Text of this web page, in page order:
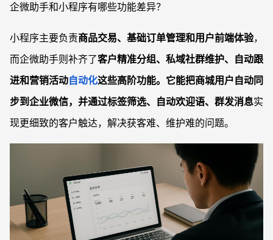
企微助手和小程序有哪些功能差异？
小程序主要负责商品交易、基础订单管理和用户前端体验，
而企微助手则补齐了客户精准分组、私域社群维护、自动跟
进和营销活动自动化这些高阶功能。它能把商城用户自动同
步到企业微信，并通过标签筛选、自动欢迎语、群发消息实
现更细致的客户触达，解决获客难、维护难的问题。